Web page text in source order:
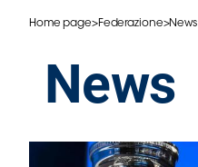
Serie
Home page>Federazione>News
News